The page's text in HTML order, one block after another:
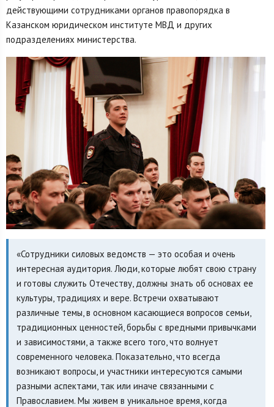
действующими сотрудниками органов правопорядка в
Казанском юридическом институте МВД и других
подразделениях министерства.
«Сотрудники силовых ведомств — это особая и очень
интересная аудитория. Люди, которые любят свою страну
и готовы служить Отечеству, должны знать об основах ее
культуры, традициях и вере. Встречи охватывают
различные темы, в основном касающиеся вопросов семьи,
традиционных ценностей, борьбы с вредными привычками
и зависимостями, а также всего того, что волнует
современного человека. Показательно, что всегда
возникают вопросы, и участники интересуются самыми
разными аспектами, так или иначе связанными с
Православием. Мы живем в уникальное время, когда